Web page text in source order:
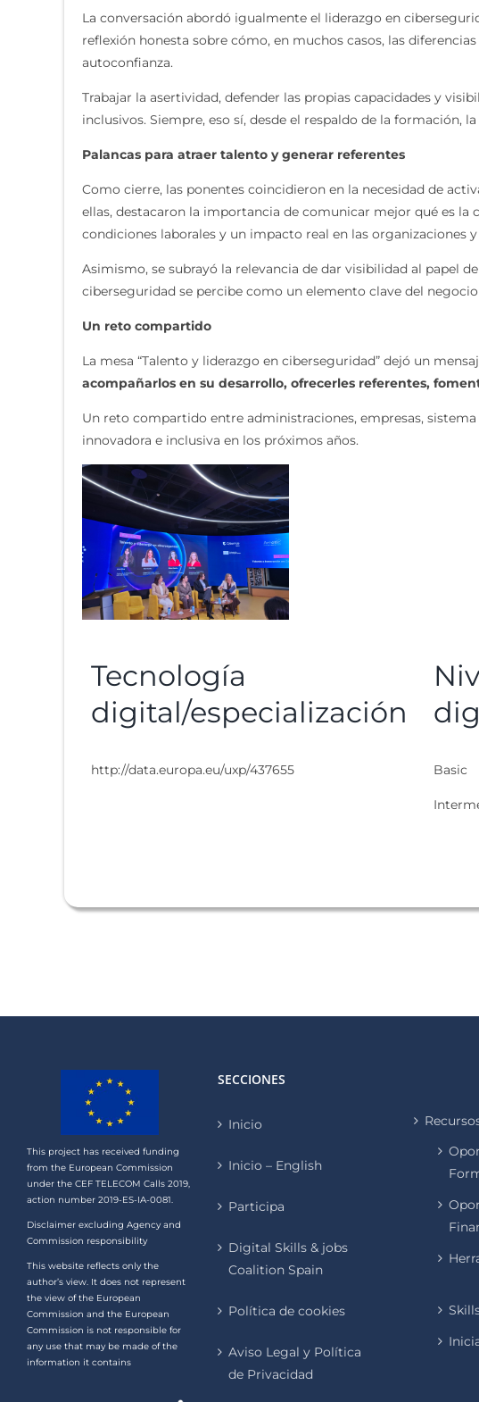
La conversación abordó igualmente el liderazgo en
reflexión honesta sobre cómo, en muchos casos, las
autoconfianza.
Trabajar la asertividad, defender las propias capacidades y
inclusivos. Siempre, eso sí, desde el respaldo de la formación,
Palancas para atraer talento y generar referentes
Como cierre, las ponentes coincidieron en la necesidad de
ellas, destacaron la importancia de comunicar mejor qué es la
condiciones laborales y un impacto real en las organizaciones y
Asimismo, se subrayó la relevancia de dar visibilidad al papel
ciberseguridad se percibe como un elemento clave del
Un reto compartido
La mesa “Talento y liderazgo en ciberseguridad” dejó un
acompañarlos en su desarrollo, ofrecerles referentes,
Un reto compartido entre administraciones, empresas,
innovadora e inclusiva en los próximos años.
Tecnología
digital/especialización
http://data.europa.eu/uxp/437655 Basic
This project has received funding
from the European Commission
under the CEF TELECOM Calls 2019,
action number 2019-ES-IA-0081.
Disclaimer excluding Agency and
Commission responsibility
This website reflects only the
author’s view. It does not represent
the view of the European
Commission and the European
Commission is not responsible for
any use that may be made of the
information it contains
SECCIONES
Inicio
Inicio – English
Participa
Digital Skills & jobs
Coalition Spain
Política de cookies
Aviso Legal y Política
de Privacidad